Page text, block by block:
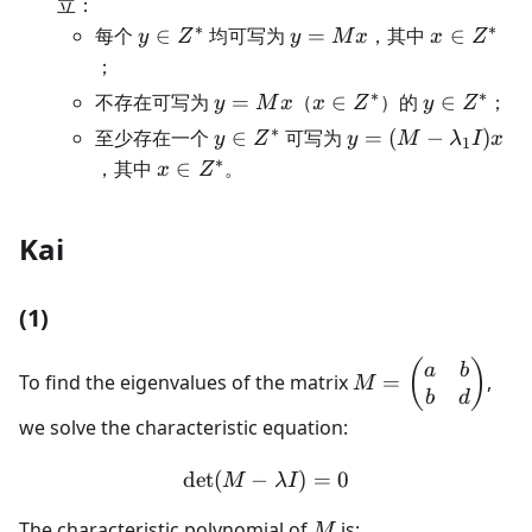
每个 y\in
y ∈ Z∗ 均可写为 y=Mx
y = Mx ，其中x\in
x ∈ Z∗
；
不存在可写为 y=Mx
y = Mx （x\in
Z^*
x ∈ Z∗ ）的 y\in
Z^*
y ∈ Z∗ ；
至少存在一个 y\in
Z^*
y ∈ Z∗ 可写为 y=(M-
y = (M − λ1I)x
，其中 x\in
x ∈ Z∗。
Kai
(1)
To find the eigenvalues of the matrix
M =
\begin{pmatrix}
M = ( a
b
b
d ),
we solve the characteristic equation:
\det(M - \lambda I) = 0
det(M − λI) = 0